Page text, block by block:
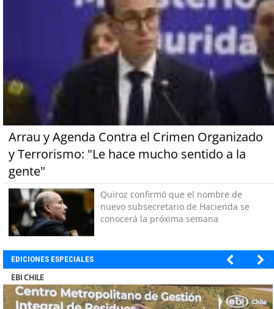
Arrau y Agenda Contra el Crimen Organizado
y Terrorismo: "Le hace mucho sentido a la
gente"
Quiroz confirmó que el nombre de
nuevo subsecretario de Hacienda se
conocerá la próxima semana
EDICIONES ESPECIALES
SOPRAVAL